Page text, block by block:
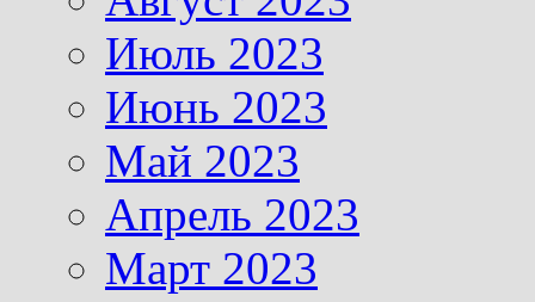
Июль 2023
Июнь 2023
Май 2023
Апрель 2023
Март 2023